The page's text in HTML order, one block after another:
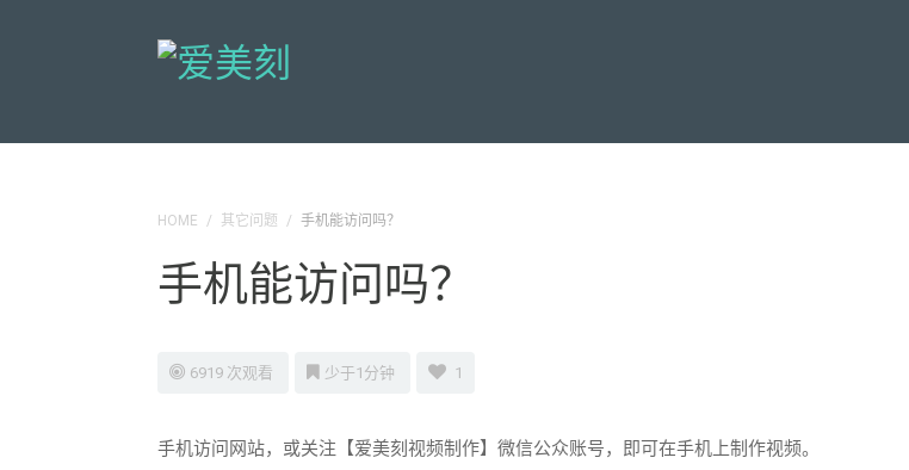
HOME / 其它问题 / 手机能访问吗？
手机能访问吗？
6919 次观看 少于1分钟 1
手机访问网站，或关注【爱美刻视频制作】微信公众账号，即可在手机上制作视频。